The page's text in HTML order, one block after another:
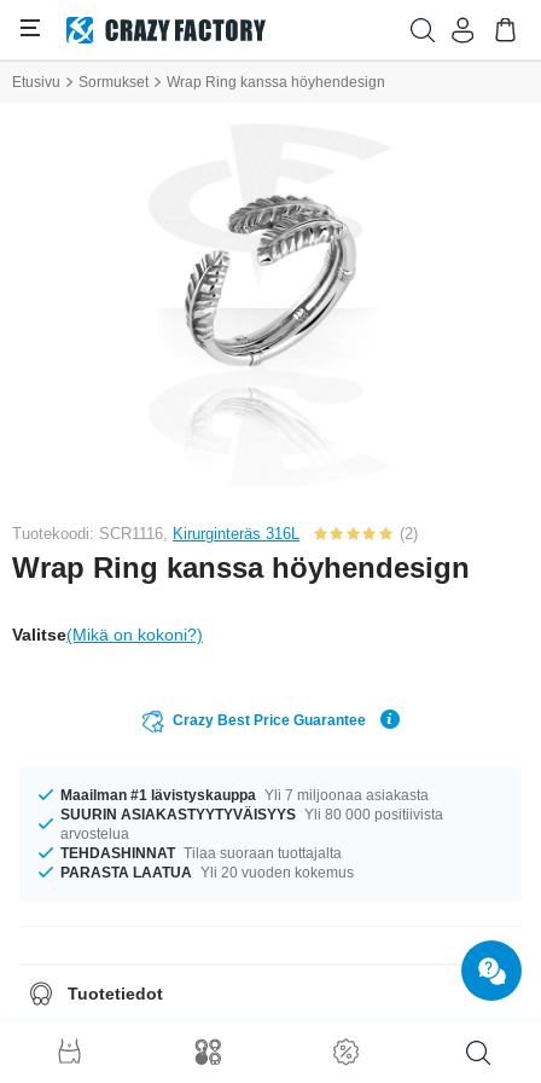
Etusivu Sormukset Wrap Ring kanssa höyhendesign
Tuotekoodi: SCR1116, Kirurginteräs 316L (2)
Wrap Ring kanssa höyhendesign
Valitse(Mikä on kokoni?)
Crazy Best Price Guarantee
Maailman #1 lävistyskauppa Yli 7 miljoonaa asiakasta
SUURIN ASIAKASTYYTYVÄISYYS Yli 80 000 positiivista
arvostelua
TEHDASHINNAT Tilaa suoraan tuottajalta
PARASTA LAATUA Yli 20 vuoden kokemus
Tuotetiedot
hintaan!